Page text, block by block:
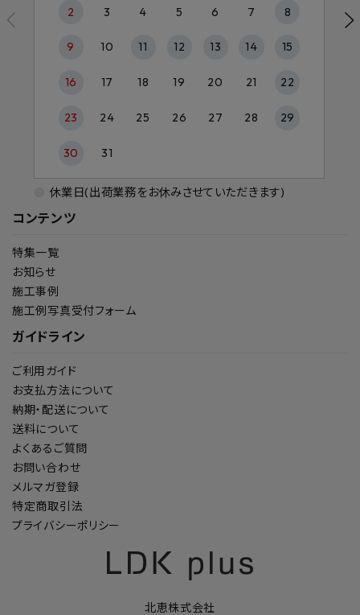
コンテンツ
特集一覧
お知らせ
施工事例
施工例写真受付フォーム
ガイドライン
ご利用ガイド
お支払方法について
納期・配送について
送料について
よくあるご質問
お問い合わせ
メルマガ登録
特定商取引法
プライバシーポリシー
2 3 4 5 6 7 8
9 10 11 12 13 14 15
16 17 18 19 20 21 22
23 24 25 26 27 28 29
30 31
休業日(出荷業務をお休みさせていただきます)
北恵株式会社